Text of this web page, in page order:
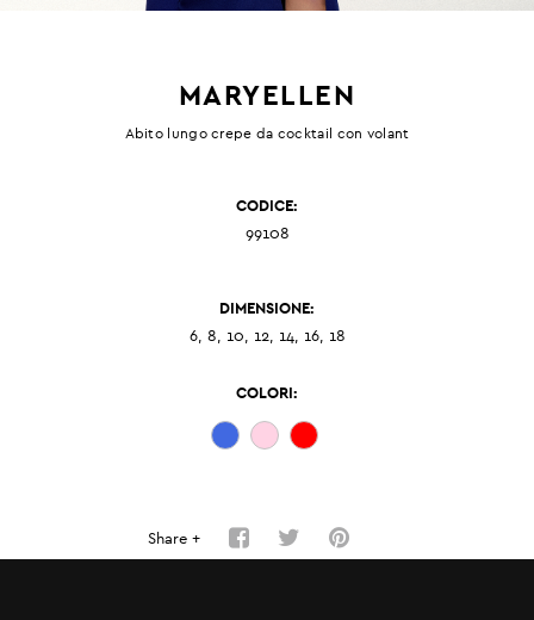
MARYELLEN
Abito lungo crepe da cocktail con volant
CODICE:
99108
DIMENSIONE:
6, 8, 10, 12, 14, 16, 18
COLORI:
Share +